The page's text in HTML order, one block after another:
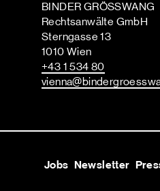
Spotify Podcast
BINDER GRÖSSWANG
Rechtsanwälte GmbH
Sterngasse 13
1010 Wien
+43 1 534 80
vienna
Jobs Newsletter